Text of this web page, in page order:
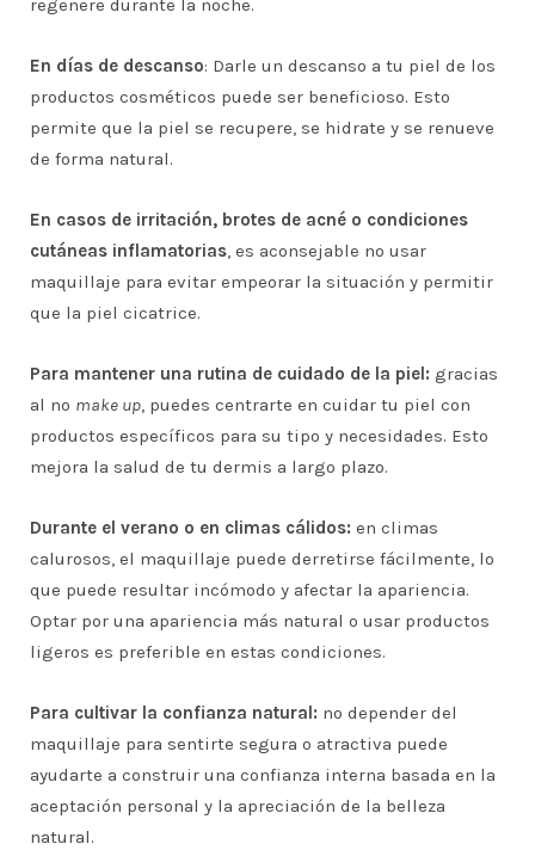
regenere durante la noche.
En días de descanso: Darle un descanso a tu piel de los
productos cosméticos puede ser beneficioso. Esto
permite que la piel se recupere, se hidrate y se renueve
de forma natural.
En casos de irritación, brotes de acné o condiciones
cutáneas inflamatorias, es aconsejable no usar
maquillaje para evitar empeorar la situación y permitir
que la piel cicatrice.
Para mantener una rutina de cuidado de la piel: gracias
al no make up, puedes centrarte en cuidar tu piel con
productos específicos para su tipo y necesidades. Esto
mejora la salud de tu dermis a largo plazo.
Durante el verano o en climas cálidos: en climas
calurosos, el maquillaje puede derretirse fácilmente, lo
que puede resultar incómodo y afectar la apariencia.
Optar por una apariencia más natural o usar productos
ligeros es preferible en estas condiciones.
Para cultivar la confianza natural: no depender del
maquillaje para sentirte segura o atractiva puede
ayudarte a construir una confianza interna basada en la
aceptación personal y la apreciación de la belleza
natural.